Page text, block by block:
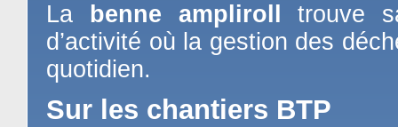
La benne ampliroll
trouve
d’activité où la gestion des
quotidien.
Sur les chantiers BTP